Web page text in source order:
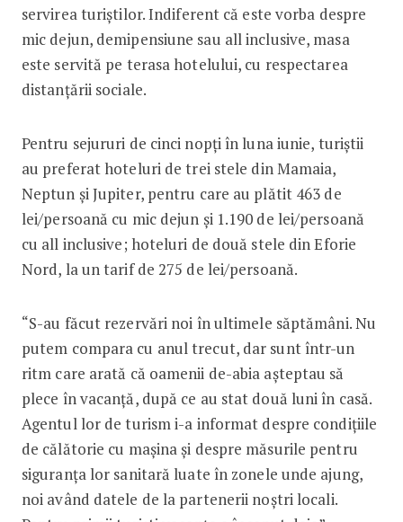
servirea turiștilor. Indiferent că este vorba despre
mic dejun, demipensiune sau all inclusive, masa
este servită pe terasa hotelului, cu respectarea
distanțării sociale.
Pentru sejururi de cinci nopți în luna iunie, turiștii
au preferat hoteluri de trei stele din Mamaia,
Neptun și Jupiter, pentru care au plătit 463 de
lei/persoană cu mic dejun și 1.190 de lei/persoană
cu all inclusive; hoteluri de două stele din Eforie
Nord, la un tarif de 275 de lei/persoană.
“S-au făcut rezervări noi în ultimele săptămâni. Nu
putem compara cu anul trecut, dar sunt într-un
ritm care arată că oamenii de-abia așteptau să
plece în vacanță, după ce au stat două luni în casă.
Agentul lor de turism i-a informat despre condițiile
de călătorie cu mașina și despre măsurile pentru
siguranța lor sanitară luate în zonele unde ajung,
noi având datele de la partenerii noștri locali.